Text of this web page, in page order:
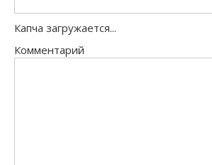
Капча загружается...
Комментарий